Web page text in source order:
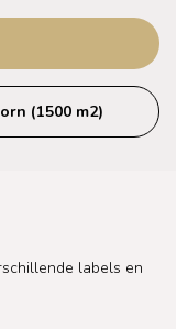
(1500 m2)
labels en